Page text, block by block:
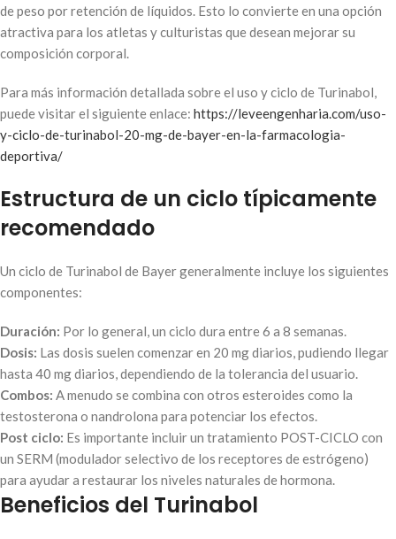
de peso por retención de líquidos. Esto lo convierte en una opción
atractiva para los atletas y culturistas que desean mejorar su
composición corporal.
Para más información detallada sobre el uso y ciclo de Turinabol,
puede visitar el siguiente enlace: https://leveengenharia.com/uso-
y-ciclo-de-turinabol-20-mg-de-bayer-en-la-farmacologia-
deportiva/
Estructura de un ciclo típicamente
recomendado
Un ciclo de Turinabol de Bayer generalmente incluye los siguientes
componentes:
Duración: Por lo general, un ciclo dura entre 6 a 8 semanas.
Dosis: Las dosis suelen comenzar en 20 mg diarios, pudiendo llegar
hasta 40 mg diarios, dependiendo de la tolerancia del usuario.
Combos: A menudo se combina con otros esteroides como la
testosterona o nandrolona para potenciar los efectos.
Post ciclo: Es importante incluir un tratamiento POST-CICLO con
un SERM (modulador selectivo de los receptores de estrógeno)
para ayudar a restaurar los niveles naturales de hormona.
Beneficios del Turinabol